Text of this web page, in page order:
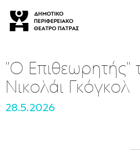
"Ο Επιθεωρητής"
Νικολάι Γκόγκολ
28.5.2026